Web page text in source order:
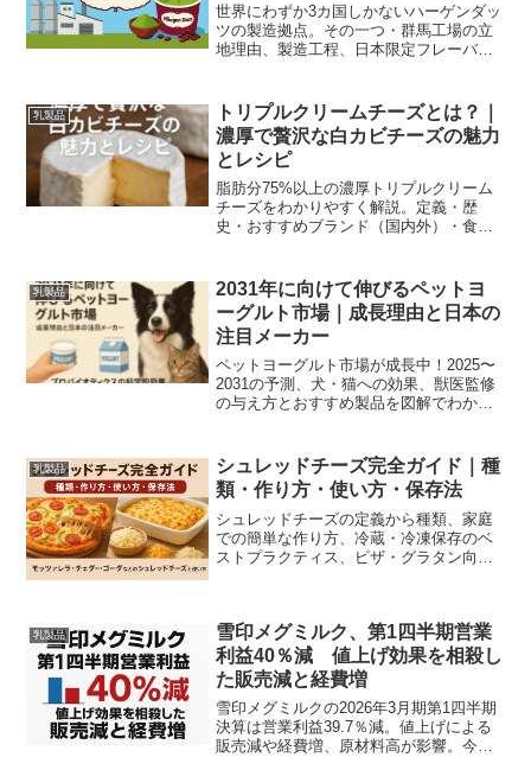
世界にわずか3カ国しかないハーゲンダッ
ツの製造拠点。その一つ・群馬工場の立
地理由、製造工程、日本限定フレーバ
乳製品
トリプルクリームチーズとは？｜
濃厚で贅沢な白カビチーズの魅力
とレシピ
脂肪分75%以上の濃厚トリプルクリーム
チーズをわかりやすく解説。定義・歴
史・おすすめブランド（国内外）・食べ
乳製品
2031年に向けて伸びるペットヨ
ーグルト市場｜成長理由と日本の
注目メーカー
ペットヨーグルト市場が成長中！2025〜
2031の予測、犬・猫への効果、獣医監修
の与え方とおすすめ製品を図解でわかり
乳製品
シュレッドチーズ完全ガイド｜種
類・作り方・使い方・保存法
シュレッドチーズの定義から種類、家庭
での簡単な作り方、冷蔵・冷凍保存のベ
ストプラクティス、ピザ・グラタン向け
期間の目安やプロの小技も紹介します。
乳製品
雪印メグミルク、第1四半期営業
利益40％減 値上げ効果を相殺し
た販売減と経費増
雪印メグミルクの2026年3月期第1四半期
決算は営業利益39.7％減。値上げによる
販売減や経費増、原材料高が影響。今後